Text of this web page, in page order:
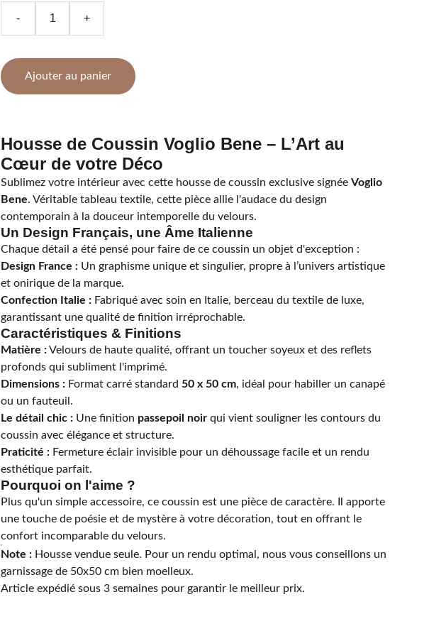
- +
Ajouter au panier
Housse de Coussin Voglio Bene – L’Art au
Cœur de votre Déco
Sublimez votre intérieur avec cette housse de coussin exclusive signée Voglio
Bene. Véritable tableau textile, cette pièce allie l'audace du design
contemporain à la douceur intemporelle du velours.
Un Design Français, une Âme Italienne
Chaque détail a été pensé pour faire de ce coussin un objet d'exception :
Design France : Un graphisme unique et singulier, propre à l’univers artistique
et onirique de la marque.
Confection Italie : Fabriqué avec soin en Italie, berceau du textile de luxe,
garantissant une qualité de finition irréprochable.
Caractéristiques & Finitions
Matière :Velours de haute qualité, offrant un toucher soyeux et des reflets
profonds qui subliment l'imprimé.
Dimensions : Format carré standard 50 x 50 cm, idéal pour habiller un canapé
ou un fauteuil.
Le détail chic : Une finition passepoil noir qui vient souligner les contours du
coussin avec élégance et structure.
Praticité : Fermeture éclair invisible pour un déhoussage facile et un rendu
esthétique parfait.
Pourquoi on l'aime ?
Plus qu'un simple accessoire, ce coussin est une pièce de caractère. Il apporte
une touche de poésie et de mystère à votre décoration, tout en offrant le
confort incomparable du velours.
Note : Housse vendue seule. Pour un rendu optimal, nous vous conseillons un
garnissage de 50x50 cm bien moelleux.
Article expédié sous 3 semaines pour garantir le meilleur prix.